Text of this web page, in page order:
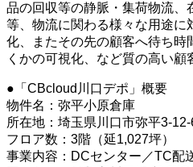
品の回収等の静脈・集荷物流、
等、物流に関わる様々な用途に
化、またその先の顧客へ待ち時
くかの可視化、など質の高い顧
●「CBcloud川口デポ」概要
物件名：弥平小原倉庫
所在地：埼玉県川口市弥平3-12-
フロア数：3階（延1,027坪）
事業内容：DCセンター／TC配